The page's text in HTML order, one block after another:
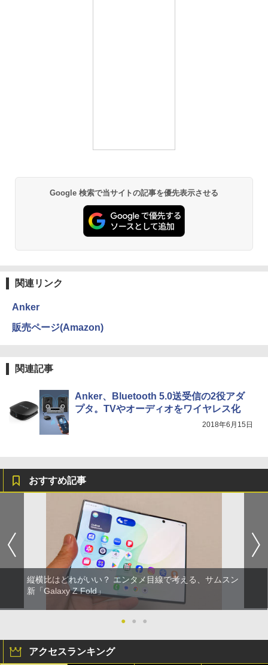
Google 検索で当サイトの記事を優先表示させる
関連リンク
Anker
販売ページ(Amazon)
関連記事
Anker、Bluetooth 5.0送受信の2役アダ
プタ。TVやオーディオをワイヤレス化
2018年6月15日
おすすめ記事
縦横比はどれがいい？ エンタメ目線で考える、サムスン
新「Galaxy Z Fold」
● ● ●
アクセスランキング